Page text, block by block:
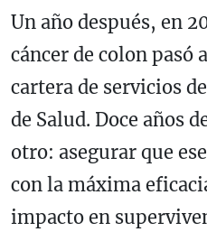
Un año después, en
cáncer de colon pasó
cartera de servicios
de Salud. Doce años
otro: asegurar que
con la máxima
impacto en